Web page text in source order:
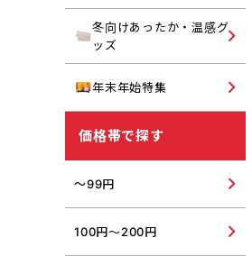
冬向けあったか・温感グ
ッズ
年末年始特集
価格帯で探す
～99円
100円～200円